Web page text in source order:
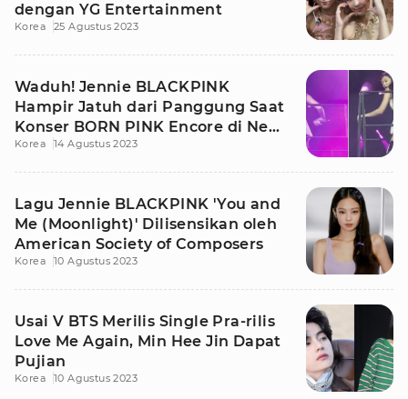
dengan YG Entertainment
Korea 25 Agustus 2023
Waduh! Jennie BLACKPINK
Hampir Jatuh dari Panggung Saat
Konser BORN PINK Encore di New
Jersey
Korea 14 Agustus 2023
Lagu Jennie BLACKPINK 'You and
Me (Moonlight)' Dilisensikan oleh
American Society of Composers
Korea 10 Agustus 2023
Usai V BTS Merilis Single Pra-rilis
Love Me Again, Min Hee Jin Dapat
Pujian
Korea 10 Agustus 2023